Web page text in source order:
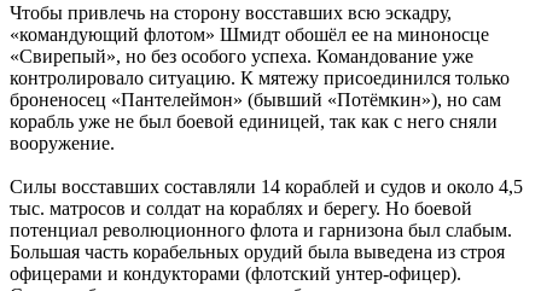
Чтобы привлечь на сторону восставших всю эскадру,
«командующий флотом» Шмидт обошёл ее на миноносце
«Свирепый», но без особого успеха. Командование уже
контролировало ситуацию. К мятежу присоединился только
броненосец «Пантелеймон» (бывший «Потёмкин»), но сам
корабль уже не был боевой единицей, так как с него сняли
вооружение.
Силы восставших составляли 14 кораблей и судов и около 4,5
тыс. матросов и солдат на кораблях и берегу. Но боевой
потенциал революционного флота и гарнизона был слабым.
Большая часть корабельных орудий была выведена из строя
офицерами и кондукторами (флотский унтер-офицер).